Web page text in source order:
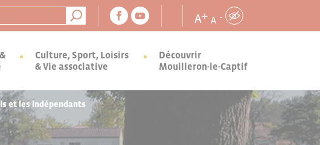
: A+ A -
Culture, Sport, Loisirs
& Vie associative
Découvrir
Mouilleron-le-Captif
et les indépendants